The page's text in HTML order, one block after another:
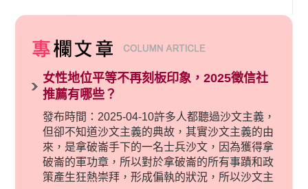
女性地位平等不再刻板印象，2025徵信社
推薦有哪些？
發布時間：2025-04-10許多人都聽過沙文主義，
但卻不知道沙文主義的典故，其實沙文主義的由
來，是拿破崙手下的一名士兵沙文，因為獲得拿
破崙的軍功章，所以對於拿破崙的所有事蹟和政
策產生狂熱崇拜，形成偏執的狀況，所以沙文主